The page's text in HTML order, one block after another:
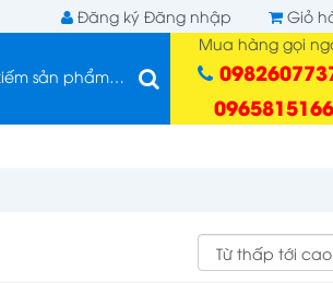
Đăng ký Đăng nhập
Giỏ
Mua hàng gọi
0965815166